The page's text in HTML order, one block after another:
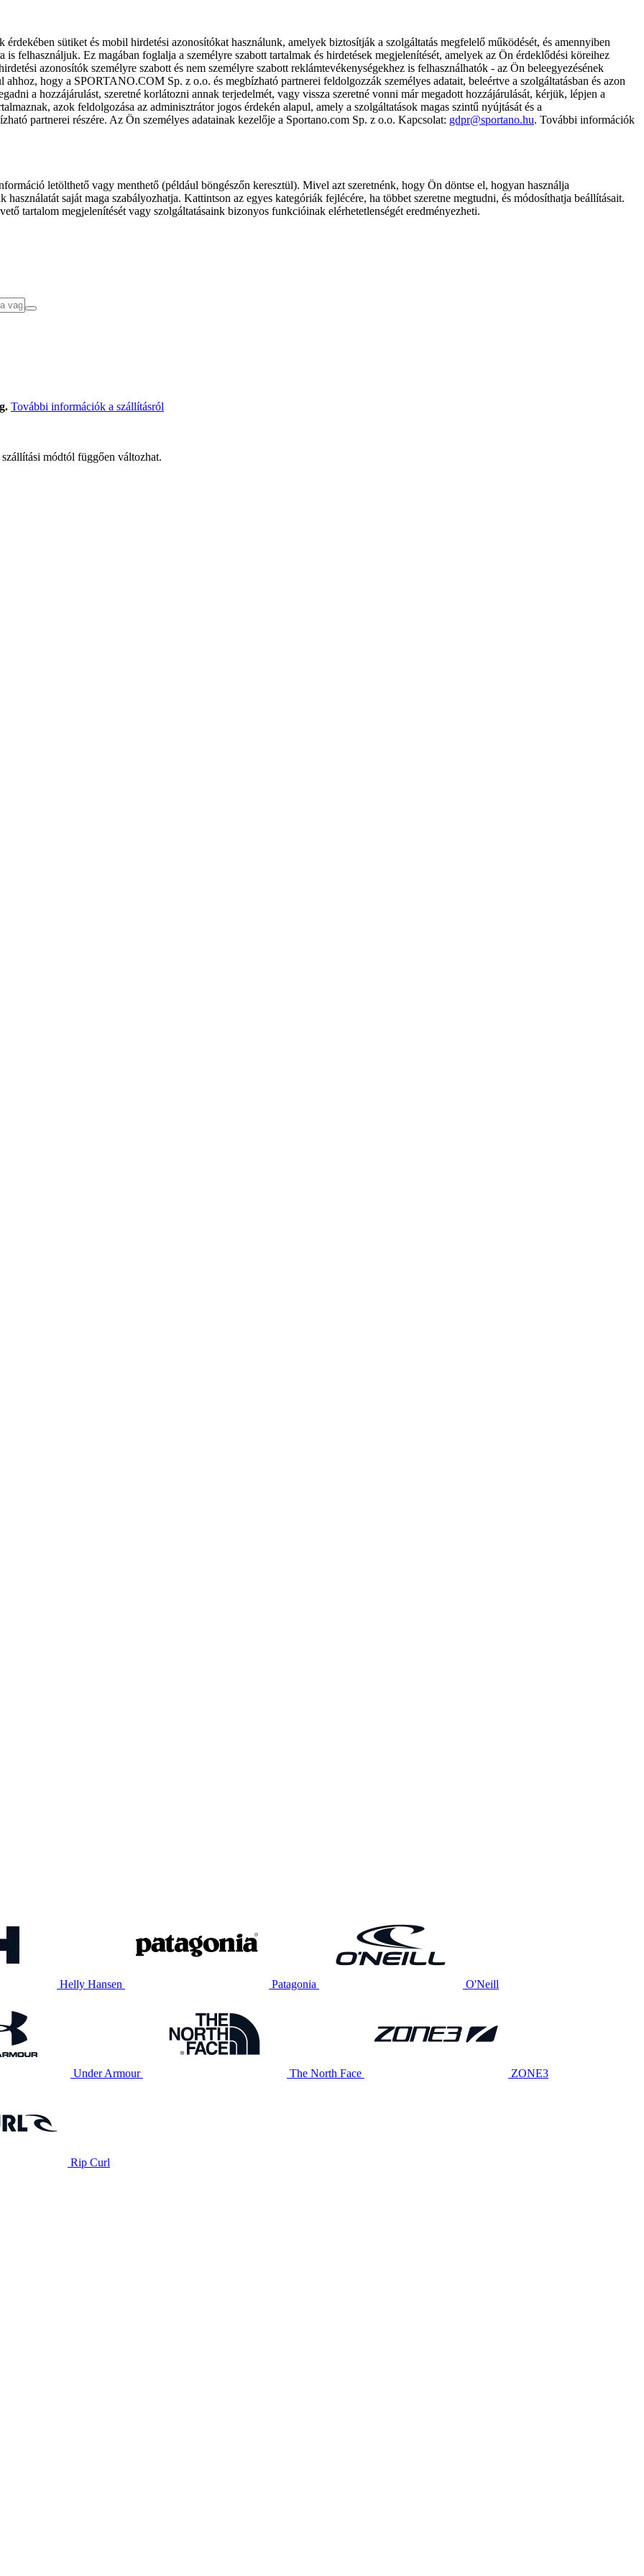
sütiket és mobil hirdetési azonosítókat használunk, amelyek biztosítják a szolgáltatás megfelelő működését, és amennyiben
is felhasználjuk. Ez magában foglalja a személyre szabott tartalmak és hirdetések megjelenítését, amelyek az Ön érdeklődési köreihez
azonosítók személyre szabott és nem személyre szabott reklámtevékenységekhez is felhasználhatók - az Ön beleegyezésének
hogy a SPORTANO.COM Sp. z o.o. és megbízható partnerei feldolgozzák személyes adatait, beleértve a szolgáltatásban és azon
a hozzájárulást, szeretné korlátozni annak terjedelmét, vagy vissza szeretné vonni már megadott hozzájárulását, kérjük, lépjen a
azok feldolgozása az adminisztrátor jogos érdekén alapul, amely a szolgáltatások magas szintű nyújtását és a
partnerei részére. Az Ön személyes adatainak kezelője a Sportano.com Sp. z o.o. Kapcsolat: gdpr@sportano.hu. További információk
letölthető vagy menthető (például böngészőn keresztül). Mivel azt szeretnénk, hogy Ön döntse el, hogyan használja
saját maga szabályozhatja. Kattintson az egyes kategóriák fejlécére, ha többet szeretne megtudni, és módosíthatja beállításait.
tartalom megjelenítését vagy szolgáltatásaink bizonyos funkcióinak elérhetetlenségét eredményezheti.
További információk a szállításról
módtól függően változhat.
Helly Hansen Patagonia O'Neill
Under Armour The North Face ZONE3
Rip Curl